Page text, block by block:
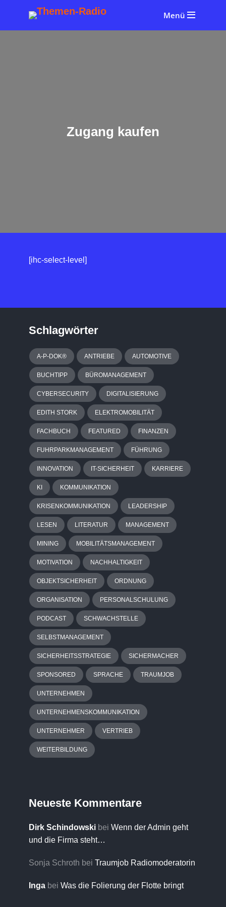
Menü
Zugang kaufen
[ihc-select-level]
Schlagwörter
A-P-DOK® ANTRIEBE AUTOMOTIVE
BUCHTIPP BÜROMANAGEMENT
CYBERSECURITY DIGITALISIERUNG
EDITH STORK ELEKTROMOBILITÄT
FACHBUCH FEATURED FINANZEN
FUHRPARKMANAGEMENT FÜHRUNG
INNOVATION IT-SICHERHEIT KARRIERE
KI KOMMUNIKATION
KRISENKOMMUNIKATION LEADERSHIP
LESEN LITERATUR MANAGEMENT
MINING MOBILITÄTSMANAGEMENT
MOTIVATION NACHHALTIGKEIT
OBJEKTSICHERHEIT ORDNUNG
ORGANISATION PERSONALSCHULUNG
PODCAST SCHWACHSTELLE
SELBSTMANAGEMENT
SICHERHEITSSTRATEGIE SICHERMACHER
SPONSORED SPRACHE TRAUMJOB
UNTERNEHMEN
UNTERNEHMENSKOMMUNIKATION
UNTERNEHMER VERTRIEB
WEITERBILDUNG
Neueste Kommentare
Dirk Schindowski bei Wenn der Admin geht
und die Firma steht…
Sonja Schroth bei Traumjob Radiomoderatorin
Inga bei Was die Folierung der Flotte bringt